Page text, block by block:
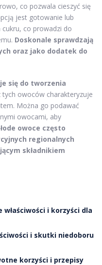
co pozwala cieszyć się
jest gotowanie lub
co prowadzi do
Doskonale sprawdzają
oraz jako dodatek do
się do tworzenia
tych owoców charakteryzuje
Można go podawać
owocami, aby
owoce często
regionalnych
składnikiem
i korzyści dla
i skutki niedoboru
korzyści i przepisy